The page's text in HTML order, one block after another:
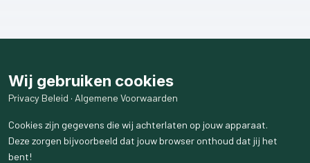
Wij gebruiken cookies
Privacy Beleid · Algemene Voorwaarden
Cookies zijn gegevens die wij achterlaten op jouw apparaat.
Deze zorgen bijvoorbeeld dat jouw browser onthoud dat jij het
bent!